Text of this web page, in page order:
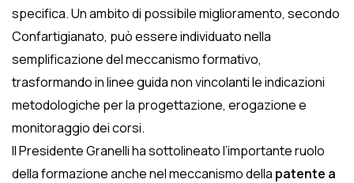
specifica. Un ambito di possibile miglioramento, secondo
Confartigianato, può essere individuato nella
semplificazione del meccanismo formativo,
trasformando in linee guida non vincolanti le indicazioni
metodologiche per la progettazione, erogazione e
monitoraggio dei corsi.
Il Presidente Granelli ha sottolineato l’importante ruolo
della formazione anche nel meccanismo della patente a